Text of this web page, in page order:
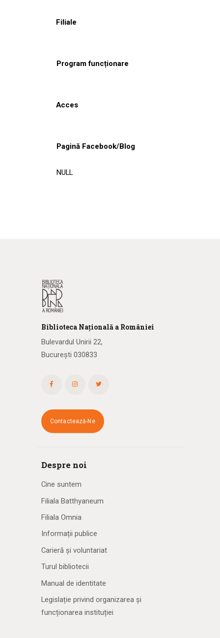
Filiale
Program funcționare
Acces
Pagină Facebook/Blog
NULL
Biblioteca Națională a României
Bulevardul Unirii 22,
București 030833
Contactează-Ne
Despre noi
Cine suntem
Filiala Batthyaneum
Filiala Omnia
Informații publice
Carieră și voluntariat
Turul bibliotecii
Manual de identitate
Legislație privind organizarea și
funcționarea instituției